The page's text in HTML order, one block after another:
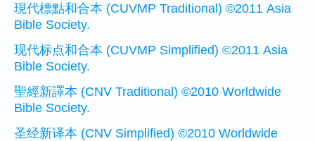
現代標點和合本 (CUVMP Traditional) ©2011 Asia
Bible Society.
现代标点和合本 (CUVMP Simplified) ©2011 Asia
Bible Society.
聖經新譯本 (CNV Traditional) ©2010 Worldwide
Bible Society.
圣经新译本 (CNV Simplified) ©2010 Worldwide